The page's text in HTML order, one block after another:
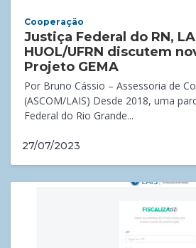
Cooperação
Justiça Federal do RN,
HUOL/UFRN discutem
Projeto GEMA
Por Bruno Cássio – Assessoria de
(ASCOM/LAIS) Desde 2018, uma
Federal do Rio Grande...
27/07/2023